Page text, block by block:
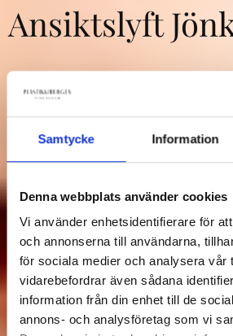
Samtycke Information
Denna webbplats använder cookies
Vi använder enhetsidentifierare för
och annonserna till användarna,
för sociala medier och analysera vår
vidarebefordrar även sådana
information från din enhet till de
annons- och analysföretag som vi
Ansiktslyft
Säker och naturlig
av erfarna plastikkirurger
Plastikkirurgen i Stockholm.
Boka Kontakt ⟶